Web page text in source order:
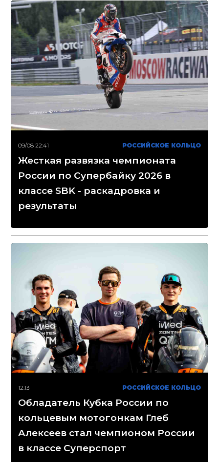
09/08 22:41 РОССИЙСКОЕ КОЛЬЦО
Жесткая развязка чемпионата
России по Супербайку 2026 в
классе SBK - раскадровка и
результаты
12:13 РОССИЙСКОЕ КОЛЬЦО
Обладатель Кубка России по
кольцевым мотогонкам Глеб
Алексеев стал чемпионом России
в классе Суперспорт